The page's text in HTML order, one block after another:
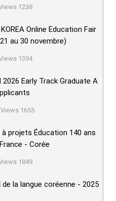
1238
Online Education Fair
au 30 novembre)
1394
Early Track Graduate A
Views 1655
projets Éducation 140 ans
- Corée
1849
de la langue coréenne - 2025